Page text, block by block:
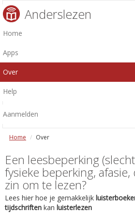
Anderslezen
Home
Apps
Over
Help
Aanmelden
Home Over
Een leesbeperking
fysieke beperking, afasie,
zin om te lezen?
Lees hier hoe je gemakkelijk
tijdschriften kan luisterlezen